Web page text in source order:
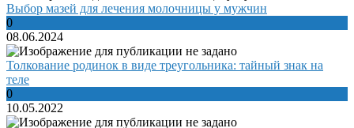
Выбор мазей для лечения молочницы у мужчин
0
08.06.2024
Толкование родинок в виде треугольника: тайный знак на
теле
0
10.05.2022